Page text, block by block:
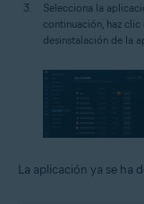
Selecciona la
continuación, haz clic
desinstalación de la
La aplicación ya se ha